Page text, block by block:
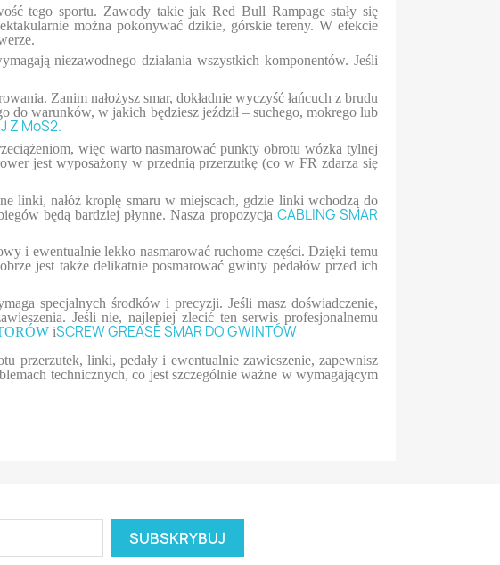
tego sportu. Zawody takie jak Red Bull Rampage stały się
można pokonywać dzikie, górskie tereny. W efekcie
niezawodnego działania wszystkich komponentów. Jeśli
Zanim nałożysz smar, dokładnie wyczyść łańcuch z brudu
do warunków, w jakich będziesz jeździł – suchego, mokrego lub
Z MoS2.
więc warto nasmarować punkty obrotu wózka tylnej
jest wyposażony w przednią przerzutkę (co w FR zdarza się
linki, nałóż kroplę smaru w miejscach, gdzie linki wchodzą do
będą bardziej płynne. Nasza propozycja CABLING SMAR
i ewentualnie lekko nasmarować ruchome części. Dzięki temu
jest także delikatnie posmarować gwinty pedałów przed ich
specjalnych środków i precyzji. Jeśli masz doświadczenie,
Jeśli nie, najlepiej zlecić ten serwis profesjonalnemu
iSCREW GREASE SMAR DO GWINTÓW
przerzutek, linki, pedały i ewentualnie zawieszenie, zapewnisz
technicznych, co jest szczególnie ważne w wymagającym